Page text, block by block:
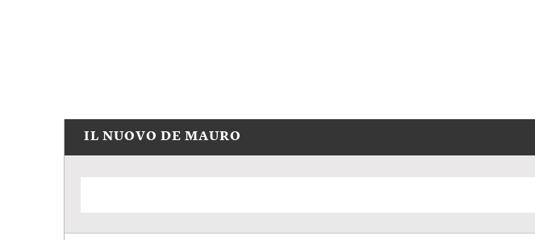
IL NUOVO DE MAURO